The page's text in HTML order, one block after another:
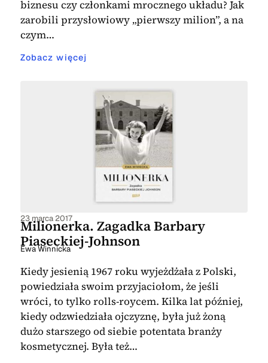
biznesu czy członkami mrocznego układu? Jak
zarobili przysłowiowy „pierwszy milion”, a na
czym…
Zobacz więcej
23 marca 2017
Milionerka. Zagadka Barbary
Piaseckiej-Johnson
Ewa Winnicka
Kiedy jesienią 1967 roku wyjeżdżała z Polski,
powiedziała swoim przyjaciołom, że jeśli
wróci, to tylko rolls-roycem. Kilka lat później,
kiedy odzwiedziała ojczyznę, była już żoną
dużo starszego od siebie potentata branży
kosmetycznej. Była też…